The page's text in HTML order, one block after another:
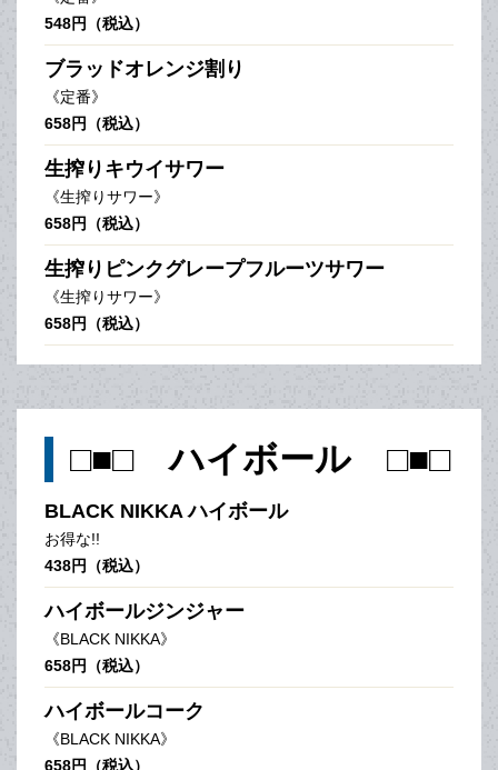
548円（税込）
ブラッドオレンジ割り
《定番》
658円（税込）
生搾りキウイサワー
《生搾りサワー》
658円（税込）
生搾りピンクグレープフルーツサワー
《生搾りサワー》
658円（税込）
□■□ ハイボール □■□
BLACK NIKKA ハイボール
お得な!!
438円（税込）
ハイボールジンジャー
《BLACK NIKKA》
658円（税込）
ハイボールコーク
《BLACK NIKKA》
658円（税込）